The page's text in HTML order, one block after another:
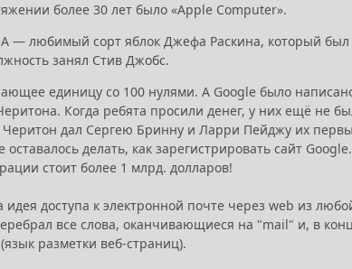
более 30 лет было «Apple Computer».
любимый сорт яблок Джефа Раскина, который был
занял Стив Джобс.
единицу со 100 нулями. А Google было
Когда ребята просили денег, у них ещё не
дал Сергею Бринну и Ларри Пейджу их
делать, как зарегистрировать сайт
стоит более 1 млрд. долларов!
доступа к электронной почте через web из
все слова, оканчивающиеся на "mail" и, в
разметки веб-страниц).